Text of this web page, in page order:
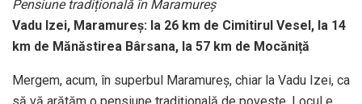
Pensiune tradițională în Maramureș
Vadu Izei, Maramureș: la 26 km de Cimitirul Vesel, la 14
km de Mănăstirea Bârsana, la 57 km de Mocăniță
Mergem, acum, în superbul Maramureș, chiar la Vadu Izei, ca